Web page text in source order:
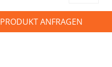
PRODUKT ANFRAGEN